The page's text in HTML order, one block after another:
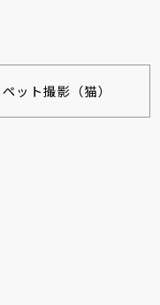
ペット撮影（猫）